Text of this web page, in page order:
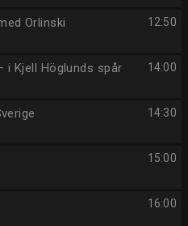
12:50
Orlinski
14:00
i Kjell Höglunds spår
14:30
15:00
16:00